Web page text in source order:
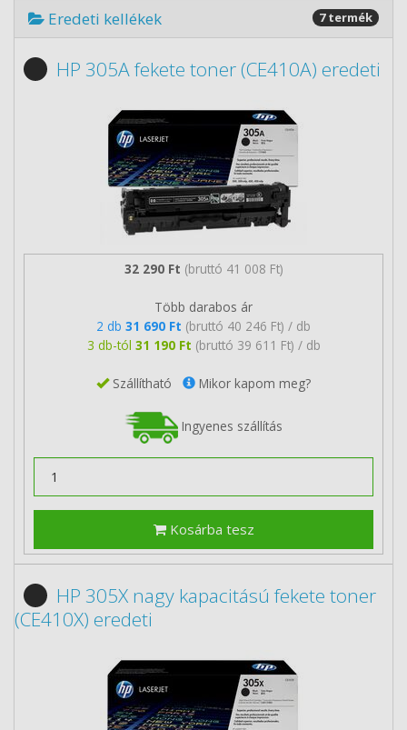
Eredeti kellékek 7 termék
HP 305A fekete toner (CE410A) eredeti
32 290 Ft (bruttó 41 008 Ft)
Több darabos ár
2 db 31 690 Ft (bruttó 40 246 Ft) / db
3 db-tól 31 190 Ft (bruttó 39 611 Ft) / db
Szállítható Mikor kapom meg?
Ingyenes szállítás
Kosárba tesz
HP 305X nagy kapacitású fekete toner
(CE410X) eredeti